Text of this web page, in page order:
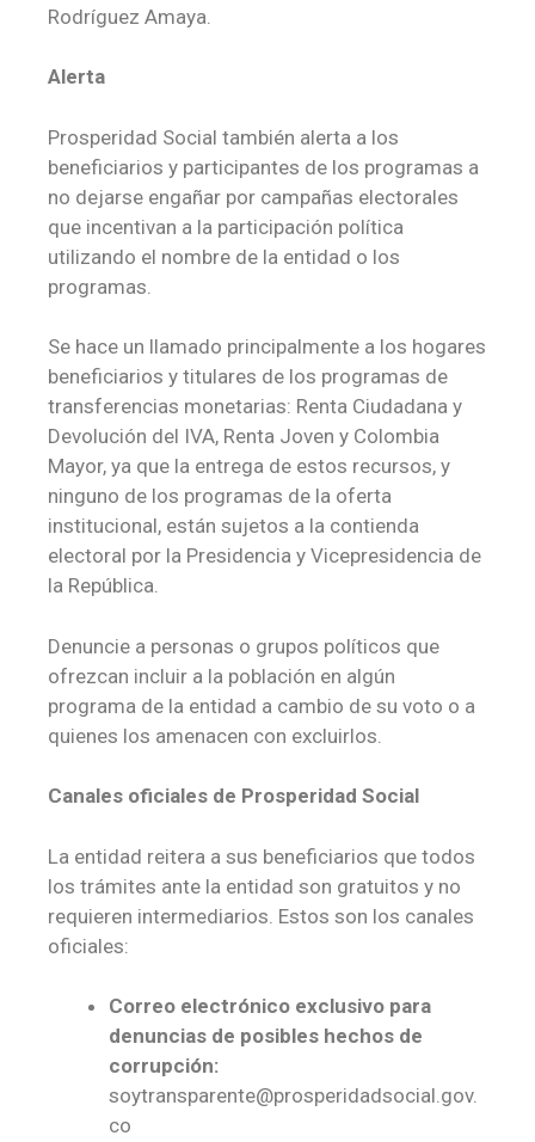
Rodríguez Amaya.
Alerta
Prosperidad Social también alerta a los
beneficiarios y participantes de los programas a
no dejarse engañar por campañas electorales
que incentivan a la participación política
utilizando el nombre de la entidad o los
programas.
Se hace un llamado principalmente a los hogares
beneficiarios y titulares de los programas de
transferencias monetarias: Renta Ciudadana y
Devolución del IVA, Renta Joven y Colombia
Mayor, ya que la entrega de estos recursos, y
ninguno de los programas de la oferta
institucional, están sujetos a la contienda
electoral por la Presidencia y Vicepresidencia de
la República.
Denuncie a personas o grupos políticos que
ofrezcan incluir a la población en algún
programa de la entidad a cambio de su voto o a
quienes los amenacen con excluirlos.
Canales oficiales de Prosperidad Social
La entidad reitera a sus beneficiarios que todos
los trámites ante la entidad son gratuitos y no
requieren intermediarios. Estos son los canales
oficiales:
Correo electrónico exclusivo para
denuncias de posibles hechos de
corrupción:
soytransparente@prosperidadsocial.gov.
co